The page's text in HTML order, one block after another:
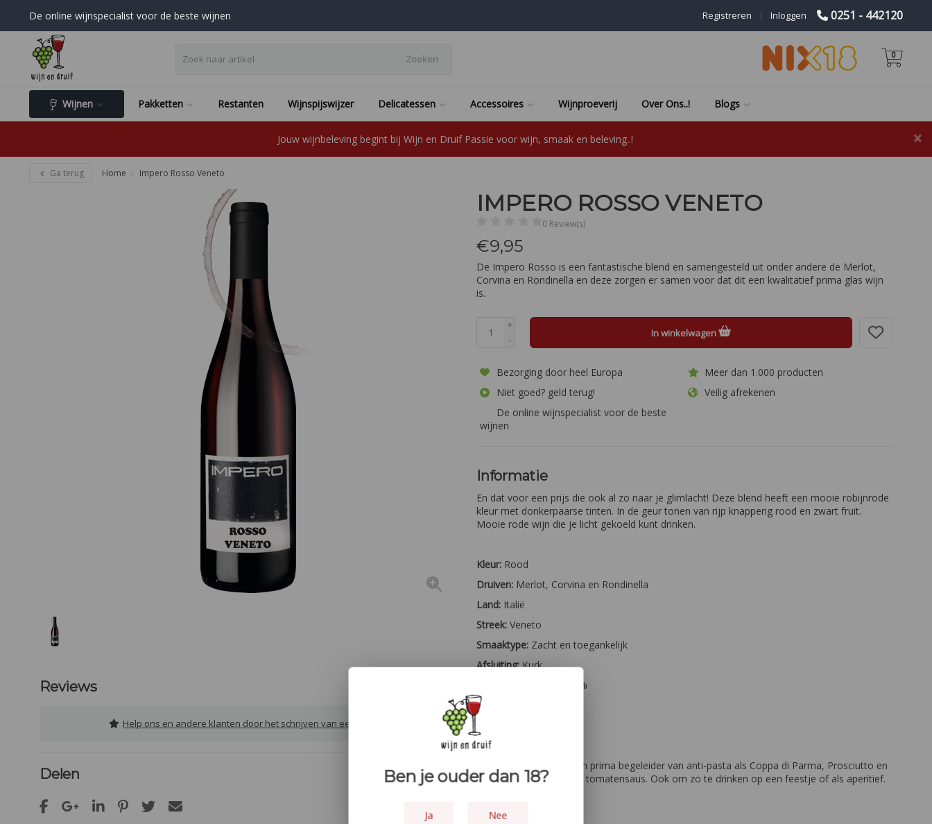
De online wijnspecialist voor de beste wijnen 0251 - 442120
Inloggen
|
Registreren
Zoeken 0
Wijnen Pakketten Restanten Wijnspijswijzer Delicatessen Accessoires Wijnproeverij Over Ons..! Blogs
Jouw wijnbeleving begint bij Wijn en Druif Passie voor wijn, smaak en beleving..! ×
Ga terug Home Impero Rosso Veneto
Reviews
Help ons en andere klanten door het schrijven van een review
Delen
IMPERO ROSSO VENETO
0 Review(s)
€9,95
De Impero Rosso is een fantastische blend en samengesteld uit onder andere de Merlot,
Corvina en Rondinella en deze zorgen er samen voor dat dit een kwalitatief prima glas wijn
is.
+
-
In winkelwagen
Bezorging door heel Europa
Meer dan 1.000 producten
Niet goed? geld terug!
Veilig afrekenen
De online wijnspecialist voor de beste
wijnen
Informatie
En dat voor een prijs die ook al zo naar je glimlacht! Deze blend heeft een mooie robijnrode
kleur met donkerpaarse tinten. In de geur tonen van rijp knapperig rood en zwart fruit.
Mooie rode wijn die je licht gekoeld kunt drinken.
Kleur: Rood
Druiven: Merlot, Corvina en Rondinella
Land: Italië
Streek: Veneto
Smaaktype: Zacht en toegankelijk
Afsluiting:Kurk
14%
Oogstjaar:
Houtopvoeding:
Lekker bij:
De wijn is een prima begeleider van anti-pasta als Coppa di Parma, Prosciutto en
kleine gehaktballetjes in tomatensaus. Ook om zo te drinken op een feestje of als aperitief.
Ben je ouder dan 18?
Ja Nee